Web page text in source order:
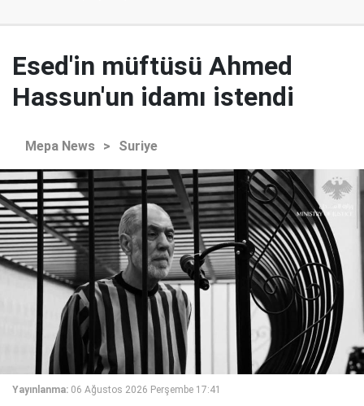
Esed'in müftüsü Ahmed
Hassun'un idamı istendi
Mepa News > Suriye
Yayınlanma: 06 Ağustos 2026 Perşembe 17:41